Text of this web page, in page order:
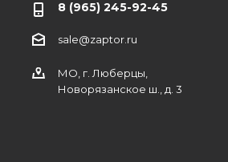
8 (965) 245-92-45
sale@zaptor.ru
МО, г. Люберцы,
Новорязанское ш., д. 3